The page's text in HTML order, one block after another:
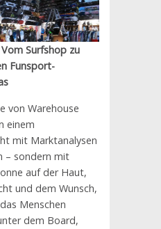
Surfshop zu
Funsport-
von Warehouse
einem
mit Marktanalysen
– sondern mit
auf der Haut,
und dem Wunsch,
Menschen
dem Board,